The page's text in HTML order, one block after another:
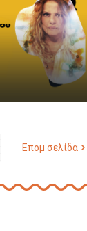
Επομ σελίδα